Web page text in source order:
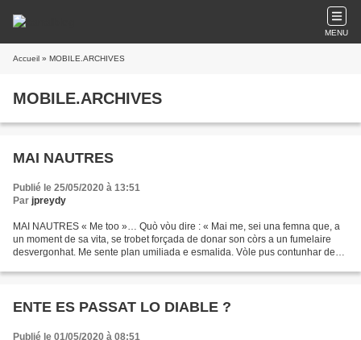
MENU
Accueil » MOBILE.ARCHIVES
MOBILE.ARCHIVES
MAI NAUTRES
Publié le 25/05/2020 à 13:51
Par jpreydy
MAI NAUTRES « Me too »… Quò vòu dire : « Mai me, sei una femna que, a
un moment de sa vita, se trobet forçada de donar son còrs a un fumelaire
desvergonhat. Me sente plan umiliada e esmalida. Vòle pus contunhar de
ENTE ES PASSAT LO DIABLE ?
Publié le 01/05/2020 à 08:51